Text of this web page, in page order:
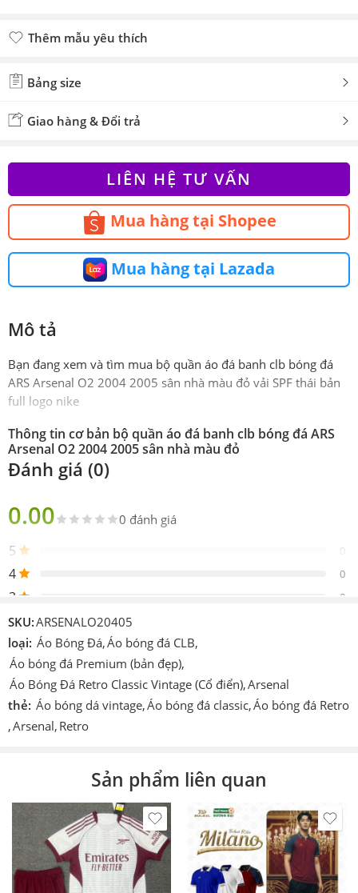
Thêm mẫu yêu thích
Bảng size
Giao hàng & Đổi trả
LIÊN HỆ TƯ VẤN
Mua hàng tại Shopee
Mua hàng tại Lazada
Mô tả
Bạn đang xem và tìm mua bộ quần áo đá banh clb bóng đá
ARS Arsenal O2 2004 2005 sân nhà màu đỏ vải SPF thái bản
full logo nike
Thông tin cơ bản bộ quần áo đá banh clb bóng đá ARS
Arsenal O2 2004 2005 sân nhà màu đỏ
Phiên
Super Fex
Sản
Gồm 1 áo 1 quần
Thiết
kế
Chi tiết
khác
In hoặc ép decan nhiệt cao tần.
Công
nghệ
Cmcn 4.0 dệt vi tính, ép nhiệt cao tần, nhuộm
sâu.
Size
S – M – L – XL – XXL
hợp
Làm áo thi đấu, áo đá banh, đá bóng, áo team, áo
đội,…
In theo
yêu
cầu
In tên số. In logo theo yêu cầu (có tính phí).
Đánh giá (0)
0.00 0 đánh giá
5 0
4 0
3 0
2
1
Be the first to review!
Hiện vẫn chưa có đánh giá.
SKU:ARSENALO20405
loại: Áo Bóng Đá,Áo bóng đá CLB,
Áo bóng đá Premium (bản đẹp),
Áo Bóng Đá Retro Classic Vintage (Cổ điển),Arsenal
thẻ: Áo bóng dá vintage,Áo bóng đá classic,Áo bóng đá Retro
,Arsenal, Retro
Sản phẩm liên quan